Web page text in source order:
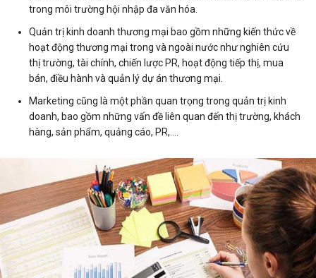
trong môi trường hội nhập đa văn hóa.
Quản trị kinh doanh thương mại bao gồm những kiến thức về
hoạt động thương mại trong và ngoài nước như nghiên cứu
thị trường, tài chính, chiến lược PR, hoạt động tiếp thị, mua
bán, điều hành và quản lý dự án thương mại.
Marketing cũng là một phần quan trọng trong quản trị kinh
doanh, bao gồm những vấn đề liên quan đến thị trường, khách
hàng, sản phẩm, quảng cáo, PR,….